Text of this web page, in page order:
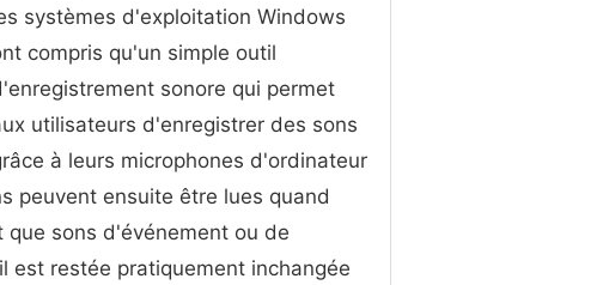
systèmes d'exploitation Windows
compris qu'un simple outil
sonore qui permet
utilisateurs d'enregistrer des sons
à leurs microphones d'ordinateur
peuvent ensuite être lues quand
sons d'événement ou de
est restée pratiquement inchangée